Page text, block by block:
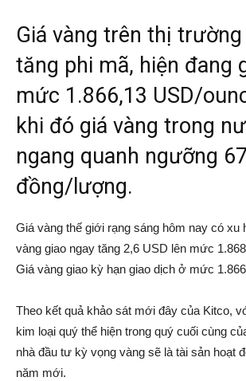
Giá vàng trên thị
tăng phi mã, hiện đang
mức 1.866,13 USD/
khi đó giá vàng trong
ngang quanh ngưỡng
đồng/lượng.
Giá vàng thế giới rạng sáng hôm nay có xu
vàng giao ngay tăng 2,6 USD lên mức
Giá vàng giao kỳ hạn giao dịch ở mức
Theo kết quả khảo sát mới đây của Kitco,
kim loại quý thể hiện trong quý cuối cùng
nhà đầu tư kỳ vọng vàng sẽ là tài sản hoạt
năm mới.